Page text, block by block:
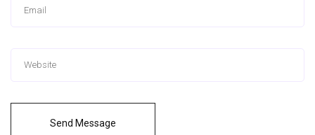
Send Message